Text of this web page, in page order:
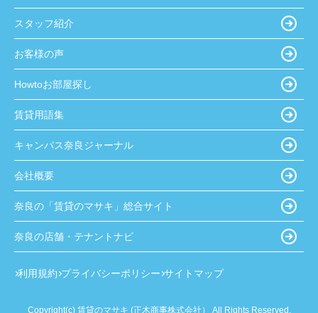
スタッフ紹介
お客様の声
Howtoお部屋探し
賃貸用語集
キャンパス奈良ジャーナル
会社概要
奈良の「賃貸のマサキ」総合サイト
奈良の店舗・テナントナビ
利用規約 プライバシーポリシー サイトマップ
Copyright(c) 賃貸のマサキ (正木商事株式会社） All Rights Reserved.